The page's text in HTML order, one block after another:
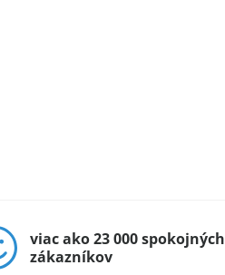
viac ako 23 000 spokojných
zákazníkov